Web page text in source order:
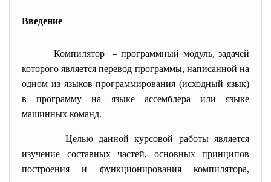
Введение
Компилятор – программный модуль, задачей
которого является перевод программы, написанной на
одном из языков программирования (исходный язык)
в программу на языке ассемблера или языке
машинных команд.
Целью данной курсовой работы является
изучение составных частей, основных принципов
построения и функционирования компилятора,